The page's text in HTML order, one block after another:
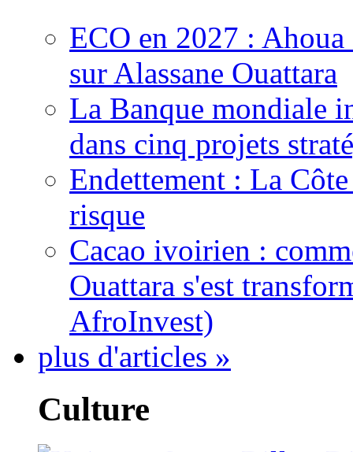
ECO en 2027 :
sur Alassane Ouattara
La Banque mondiale
dans cinq projets
Endettement : La
risque
Cacao ivoirien :
Ouattara s'est
AfroInvest)
plus d'articles »
Culture